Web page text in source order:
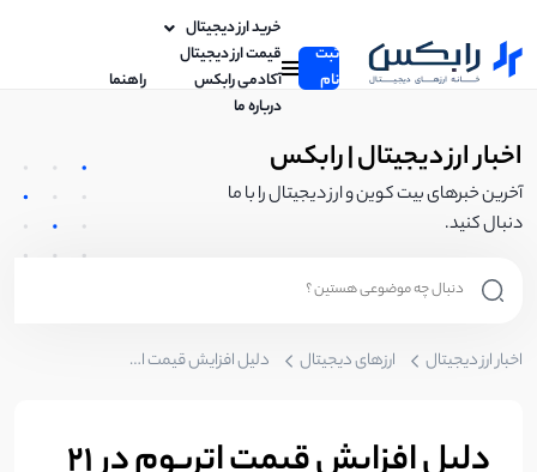
ثبت
نام
خرید ارز دیجیتال
قیمت ارز دیجیتال
آکادمی رابکس
راهنما
درباره ما
اخبار ارز دیجیتال | رابکس
آخرین خبرهای بیت کوین و ارز دیجیتال را با ما
دنبال کنید.
اخبار ارز دیجیتال ارزهای دیجیتال دلیل افزایش قیمت اتریوم در ۲۱ اسفند ۱۴۰۲چه بود؟